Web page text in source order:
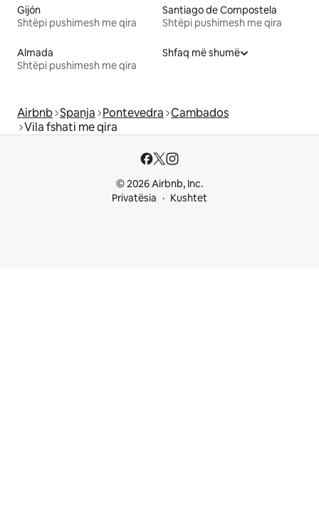
Gijón
Shtëpi pushimesh me qira
Santiago de Compostela
Shtëpi pushimesh me qira
Almada
Shtëpi pushimesh me qira
Shfaq më shumë
Airbnb Spanja Pontevedra Cambados
Vila fshati me qira
© 2026 Airbnb, Inc.
Privatësia
Kushtet